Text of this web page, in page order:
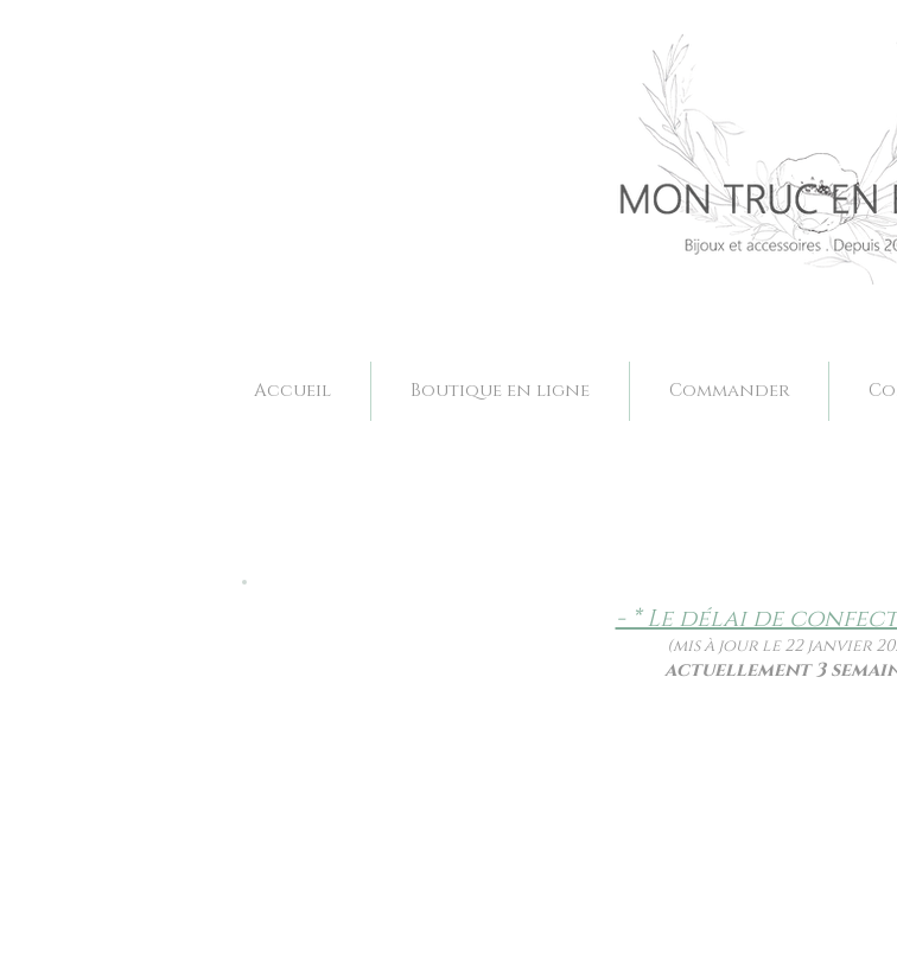
Accueil Boutique en ligne Commander
- * Le délai de
(mis à jour le 22 janvier
actuellement 3